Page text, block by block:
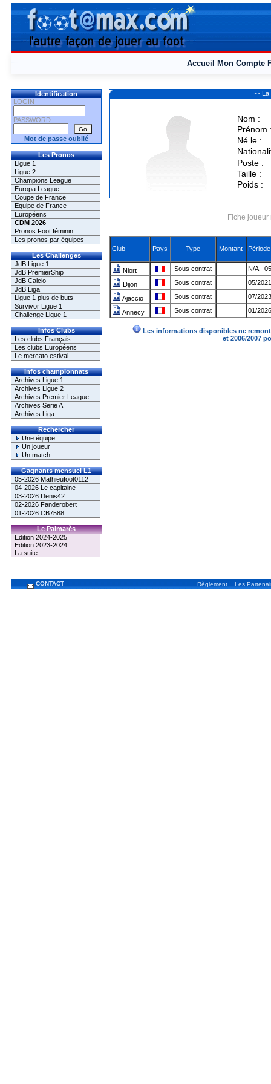
Accueil Mon Compte
Identification
LOGIN
PASSWORD
Mot de passe oublié
Les Pronos
Ligue 1
Ligue 2
Champions League
Europa League
Coupe de France
Equipe de France
Européens
CDM 2026
Pronos Foot féminin
Les pronos par équipes
Les Challenges
JdB Ligue 1
JdB PremierShip
JdB Calcio
JdB Liga
Ligue 1 plus de buts
Survivor Ligue 1
Challenge Ligue 1
Infos Clubs
Les clubs Français
Les clubs Européens
Le mercato estival
Infos championnats
Archives Ligue 1
Archives Ligue 2
Archives Premier League
Archives Serie A
Archives Liga
Rechercher
Une équipe
Un joueur
Un match
Gagnants mensuel L1
05-2026 Mathieufoot0112
04-2026 Le capitaine
03-2026 Denis42
02-2026 Fanderobert
01-2026 CB7588
Le Palmarès
Edition 2024-2025
Edition 2023-2024
La suite ...
~~ La
Nom :
Prénom
Né le :
Poste :
Taille :
Poids :
Fiche
Club Pays Type Montant Pèriode
Niort Sous contrat N/A -
Dijon Sous contrat 05/
Ajaccio Sous contrat 07/
Annecy Sous contrat 01/
Les informations disponibles ne
et 2006/2007
CONTACT Règlement | Les